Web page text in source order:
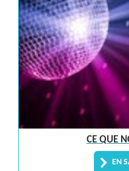
CE QUE
EN